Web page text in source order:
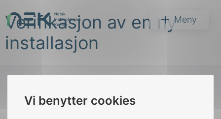
Vi benytter cookies
til
innhold
NEK Meny
Søk
Verifikasjon av en ny
installasjon